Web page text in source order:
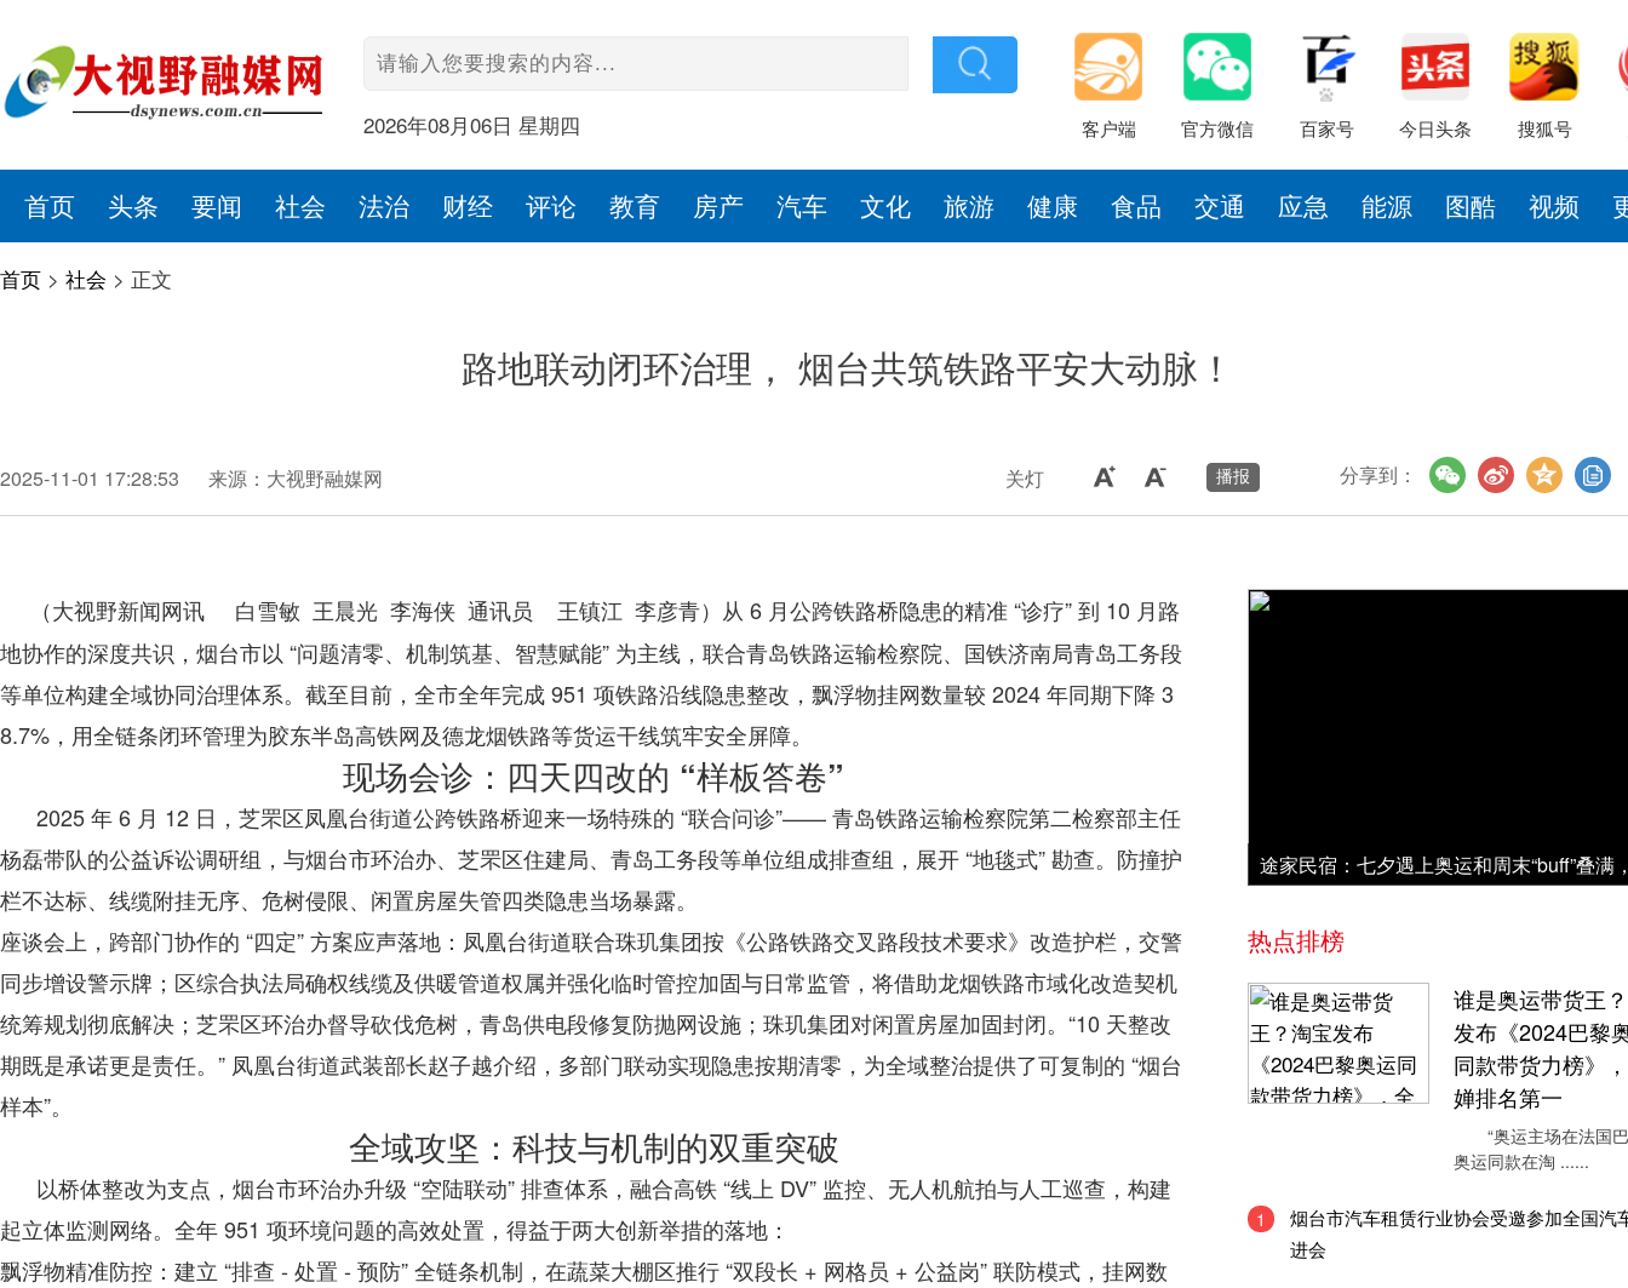
2026年08月06日 星期四 客户端 官方微信 百家号 今日头条 搜狐号
首页 头条 要闻 社会 法治 财经 评论 教育 房产 汽车 文化 旅游 健康 食品 交通 应急 能源 图酷 视频
首页 > 社会 > 正文
路地联动闭环治理， 烟台共筑铁路平安大动脉！
2025-11-01 17:28:53 来源：大视野融媒网 关灯 分享到：
（大视野新闻网讯 白雪敏 王晨光 李海侠 通讯员 王镇江 李彦青） 从 6 月公跨铁路桥隐患的精准 “诊疗” 到 10 月路
地协作的深度共识，烟台市以 “问题清零、机制筑基、智慧赋能” 为主线，联合青岛铁路运输检察院、国铁济南局青岛工务段
等单位构建全域协同治理体系。截至目前，全市全年完成 951 项铁路沿线隐患整改，飘浮物挂网数量较 2024 年同期下降 3
8.7%，用全链条闭环管理为胶东半岛高铁网及德龙烟铁路等货运干线筑牢安全屏障。
现场会诊：四天四改的 “样板答卷”
2025 年 6 月 12 日，芝罘区凤凰台街道公跨铁路桥迎来一场特殊的 “联合问诊”—— 青岛铁路运输检察院第二检察部主任
杨磊带队的公益诉讼调研组，与烟台市环治办、芝罘区住建局、青岛工务段等单位组成排查组，展开 “地毯式” 勘查。防撞护
栏不达标、线缆附挂无序、危树侵限、闲置房屋失管四类隐患当场暴露。
座谈会上，跨部门协作的 “四定” 方案应声落地：凤凰台街道联合珠玑集团按《公路铁路交叉路段技术要求》改造护栏，交警
同步增设警示牌；区综合执法局确权线缆及供暖管道权属并强化临时管控加固与日常监管，将借助龙烟铁路市域化改造契机
统筹规划彻底解决；芝罘区环治办督导砍伐危树，青岛供电段修复防抛网设施；珠玑集团对闲置房屋加固封闭。“10 天整改
期既是承诺更是责任。” 凤凰台街道武装部长赵子越介绍，多部门联动实现隐患按期清零，为全域整治提供了可复制的 “烟台
样本”。
全域攻坚：科技与机制的双重突破
以桥体整改为支点，烟台市环治办升级 “空陆联动” 排查体系，融合高铁 “线上 DV” 监控、无人机航拍与人工巡查，构建
起立体监测网络。全年 951 项环境问题的高效处置，得益于两大创新举措的落地：
飘浮物精准防控 ：建立 “排查 - 处置 - 预防” 全链条机制，在蔬菜大棚区推行 “双段长 + 网格员 + 公益岗” 联防模式，挂网数
热点排榜
谁是奥运带货王
发布《2024巴黎
同款带货力榜》
婵排名第一
“奥运主场在法国
奥运同款在淘 ......
1
烟台市汽车租赁行业协会受邀参加全国汽
进会